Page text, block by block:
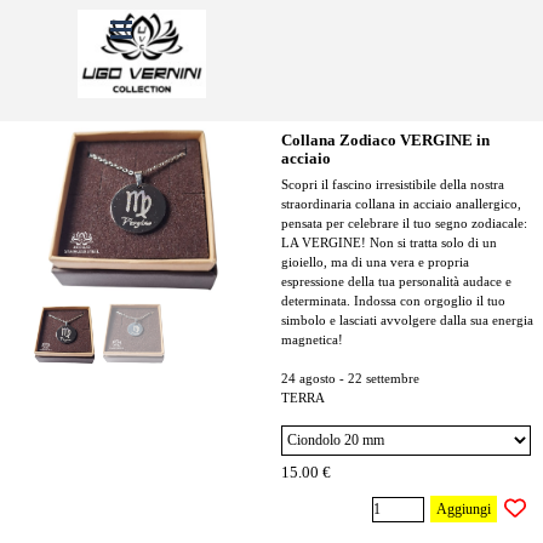
Salta menù
Collana Zodiaco VERGINE in
acciaio
Scopri il fascino irresistibile della nostra
straordinaria collana in acciaio anallergico,
pensata per celebrare il tuo segno zodiacale:
LA VERGINE! Non si tratta solo di un
gioiello, ma di una vera e propria
espressione della tua personalità audace e
determinata. Indossa con orgoglio il tuo
simbolo e lasciati avvolgere dalla sua energia
magnetica!
24 agosto - 22 settembre
TERRA
15.00 €
Aggiungi